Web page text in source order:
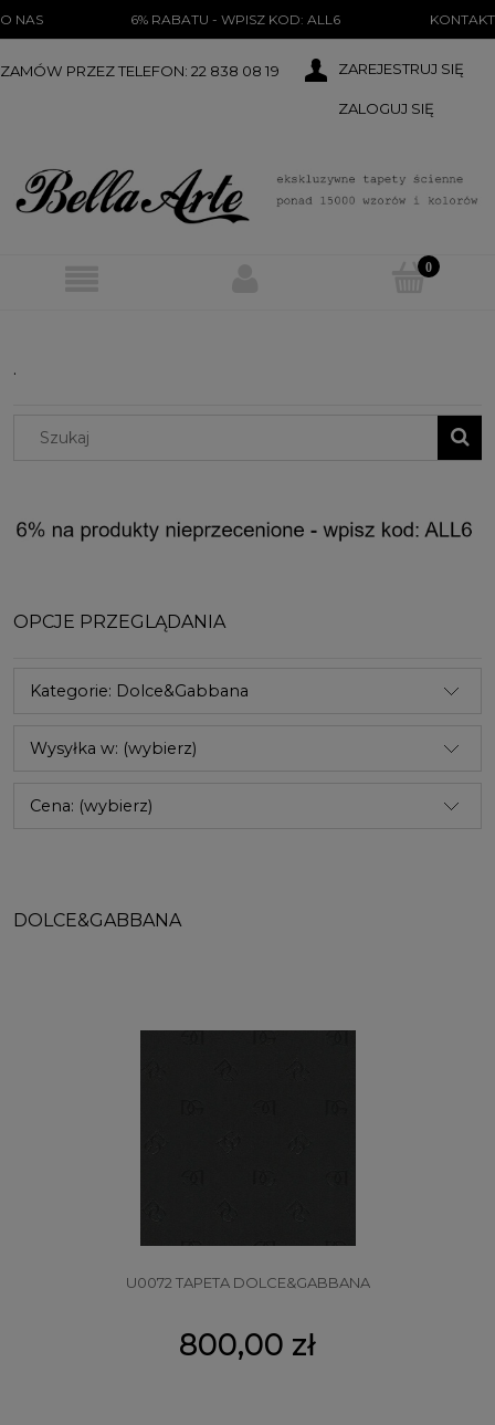
O NAS 6% RABATU - WPISZ KOD: ALL6 KONTAKT
ZAMÓW PRZEZ TELEFON: 22 838 08 19 ZAREJESTRUJ SIĘ
ZALOGUJ SIĘ
.
OPCJE PRZEGLĄDANIA
Kategorie: Dolce&Gabbana
Wysyłka w: (wybierz)
Cena: (wybierz)
DOLCE&GABBANA
U0072 TAPETA DOLCE&GABBANA
800,00 zł